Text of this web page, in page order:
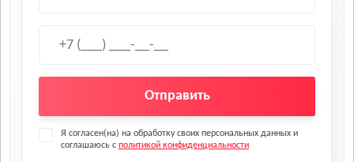
Отправить
Я согласен(на) на обработку своих персональных данных и
соглашаюсь с политикой конфиденциальности